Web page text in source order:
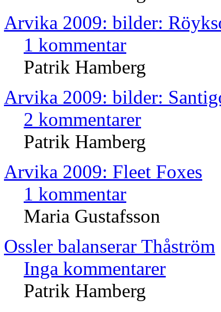
Arvika 2009: bilder:
1 kommentar
Patrik Hamberg
Arvika 2009: bilder:
2 kommentarer
Patrik Hamberg
Arvika 2009: Fleet Foxes
1 kommentar
Maria Gustafsson
Ossler balanserar Thåström
Inga kommentarer
Patrik Hamberg